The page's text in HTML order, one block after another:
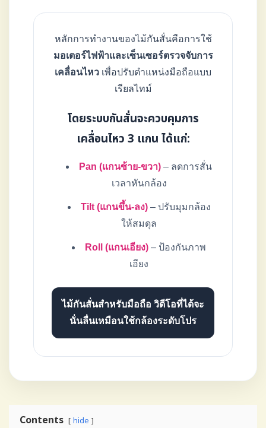
หลักการทำงานของไม้กันสั่นคือการใช้
มอเตอร์ไฟฟ้าและเซ็นเซอร์ตรวจจับการ
เคลื่อนไหว เพื่อปรับตำแหน่งมือถือแบบ
เรียลไทม์
โดยระบบกันสั่นจะควบคุมการ
เคลื่อนไหว 3 แกน ได้แก่:
Pan (แกนซ้าย-ขวา) – ลดการสั่น
เวลาหันกล้อง
Tilt (แกนขึ้น-ลง)– ปรับมุมกล้อง
ให้สมดุล
Roll (แกนเอียง) – ป้องกันภาพ
เอียง
ไม้กันสั่นสําหรับมือถือ วิดีโอที่ได้จะ
นั่นลื่นเหมือนใช้กล้องระดับโปร
Contents hide